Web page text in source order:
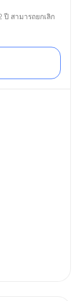
ปี สามารถยกเลิก